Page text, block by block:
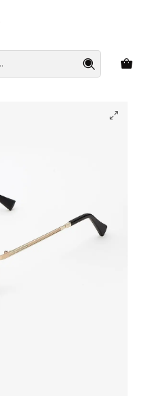
de que la oferta termine!
Lentes de Sol
Lacma LACM2